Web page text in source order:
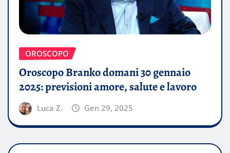
OROSCOPO
Oroscopo Branko domani 30 gennaio
2025: previsioni amore, salute e lavoro
Luca Z. Gen 29, 2025